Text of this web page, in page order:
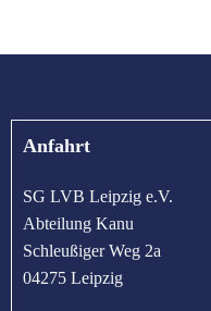
Anfahrt
SG LVB Leipzig e.V.
Abteilung Kanu
Schleußiger Weg 2a
04275 Leipzig